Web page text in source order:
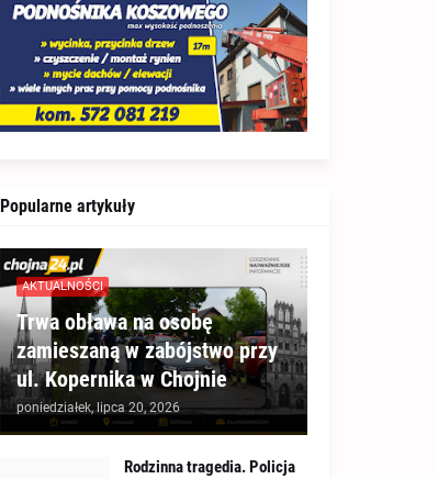
Popularne artykuły
AKTUALNOŚCI
Trwa obława na osobę
zamieszaną w zabójstwo przy
ul. Kopernika w Chojnie
poniedziałek, lipca 20, 2026
Rodzinna tragedia. Policja